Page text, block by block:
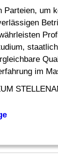
Parteien, um
im